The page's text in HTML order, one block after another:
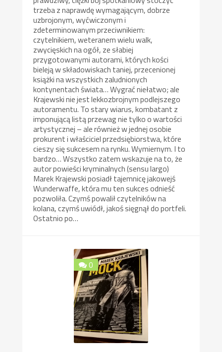
trzeba z naprawdę wymagającym, dobrze
uzbrojonym, wyćwiczonym i
zdeterminowanym przeciwnikiem:
czytelnikiem, weteranem wielu walk,
zwycięskich na ogół, ze słabiej
przygotowanymi autorami, których kości
bieleją w składowiskach taniej, przecenionej
książki na wszystkich zaludnionych
kontynentach świata… Wygrać niełatwo; ale
Krajewski nie jest lekkozbrojnym podlejszego
autoramentu. To stary wiarus, kombatant z
imponującą listą przewag nie tylko o wartości
artystycznej – ale również w jednej osobie
prokurent i właściciel przedsiębiorstwa, które
cieszy się sukcesem na rynku. Wymiernym. I to
bardzo… Wszystko zatem wskazuje na to, że
autor powieści kryminalnych (sensu largo)
Marek Krajewski posiadł tajemnicę jakowejś
Wunderwaffe, która mu ten sukces odnieść
pozwoliła. Czymś powalił czytelników na
kolana, czymś uwiódł, jakoś sięgnął do portfeli.
Ostatnio po…
0